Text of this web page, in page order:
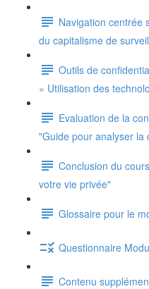
Navigation centrée
du capitalisme de
Outils de
« Utilisation des
Evaluation de la
"Guide pour analyser la
Conclusion du
votre vie privée"
Glossaire pour le
Questionnaire
Contenu